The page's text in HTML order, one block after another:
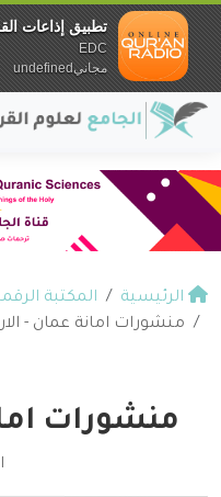
الرئيسية المكتبة
منشورات امانة عمان -
منشورات
تطبيق إذاعات
EDC
مجانيundefined